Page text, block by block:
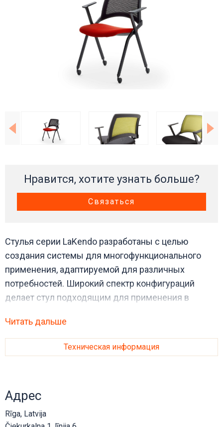
Нравится, хотите узнать больше?
Связаться
Стулья серии LaKendo разработаны с целью
создания системы для многофункционального
применения, адаптируемой для различных
потребностей. Широкий спектр конфигураций
делает стул подходящим для применения в
развлекательных и деловых помещениях.
Инновации, примененные в концепции и
разработке конструктивных решений, гарантируют
разработке конструкции внимание уделено
каждой детали. Существует несколько
конфигураций стульев, предусмотренных для
Читать дальше
Техническая информация
Адрес
Rīga, Latvija